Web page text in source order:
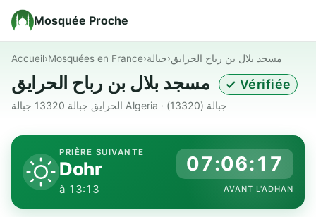
Mosquée Proche
Accueil›Mosquées en France›جبالة›مسجد بلال بن رباح الحرايق
✓ Vérifiée
الحرايق جبالة 13320 جبالة Algeria · جبالة (13320)
PRIÈRE SUIVANTE
Dohr
à 13:13
07:06:16
AVANT L'ADHAN